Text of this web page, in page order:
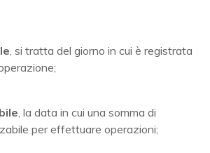
, si tratta del giorno in cui è registrata
, la data in cui una somma di
per effettuare operazioni;